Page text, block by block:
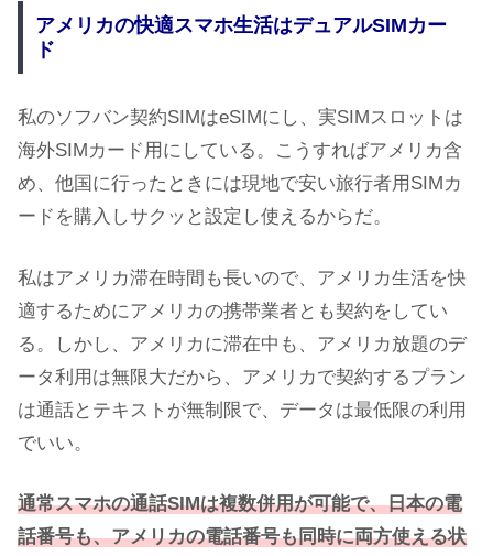
アメリカの快適スマホ生活はデュアルSIMカー
ド
私のソフバン契約SIMはeSIMにし、実SIMスロットは
海外SIMカード用にしている。こうすればアメリカ含
め、他国に行ったときには現地で安い旅行者用SIMカ
ードを購入しサクッと設定し使えるからだ。
私はアメリカ滞在時間も長いので、アメリカ生活を快
適するためにアメリカの携帯業者とも契約をしてい
る。しかし、アメリカに滞在中も、アメリカ放題のデ
ータ利用は無限大だから、アメリカで契約するプラン
は通話とテキストが無制限で、データは最低限の利用
でいい。
通常スマホの通話SIMは複数併用が可能で、日本の電
話番号も、アメリカの電話番号も同時に両方使える状